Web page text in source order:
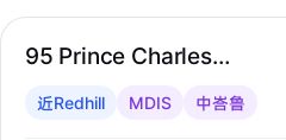
95 Prince Charles
近Redhill MDIS 中峇鲁